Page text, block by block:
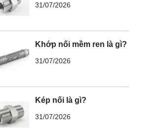
31/07/2026
Khớp nối mềm ren là gì?
31/07/2026
Kép nối là gì?
31/07/2026